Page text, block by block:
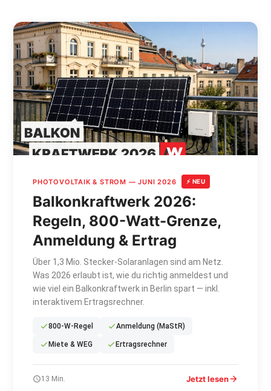
PHOTOVOLTAIK & STROM — JUNI 2026 ⚡ NEU
Balkonkraftwerk 2026:
Regeln, 800-Watt-Grenze,
Anmeldung & Ertrag
Über 1,3 Mio. Stecker-Solaranlagen sind am Netz.
Was 2026 erlaubt ist, wie du richtig anmeldest und
wie viel ein Balkonkraftwerk in Berlin spart — inkl.
interaktivem Ertragsrechner.
800-W-Regel Anmeldung (MaStR)
Miete & WEG Ertragsrechner
13 Min. Jetzt lesen